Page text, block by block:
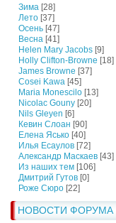
Зима [28]
Лето [37]
Осень [47]
Весна [41]
Helen Mary Jacobs [9]
Holly Clifton-Browne [18]
James Browne [37]
Cosei Kawa [45]
Maria Monescilo [13]
Nicolac Gouny [20]
Nils Gleyen [6]
Кевин Слоан [90]
Елена Ясько [40]
Илья Есаулов [72]
Александр Маскаев [43]
Из наших тем [106]
Дмитрий Гутов [0]
Роже Сюро [22]
НОВОСТИ ФОРУМА